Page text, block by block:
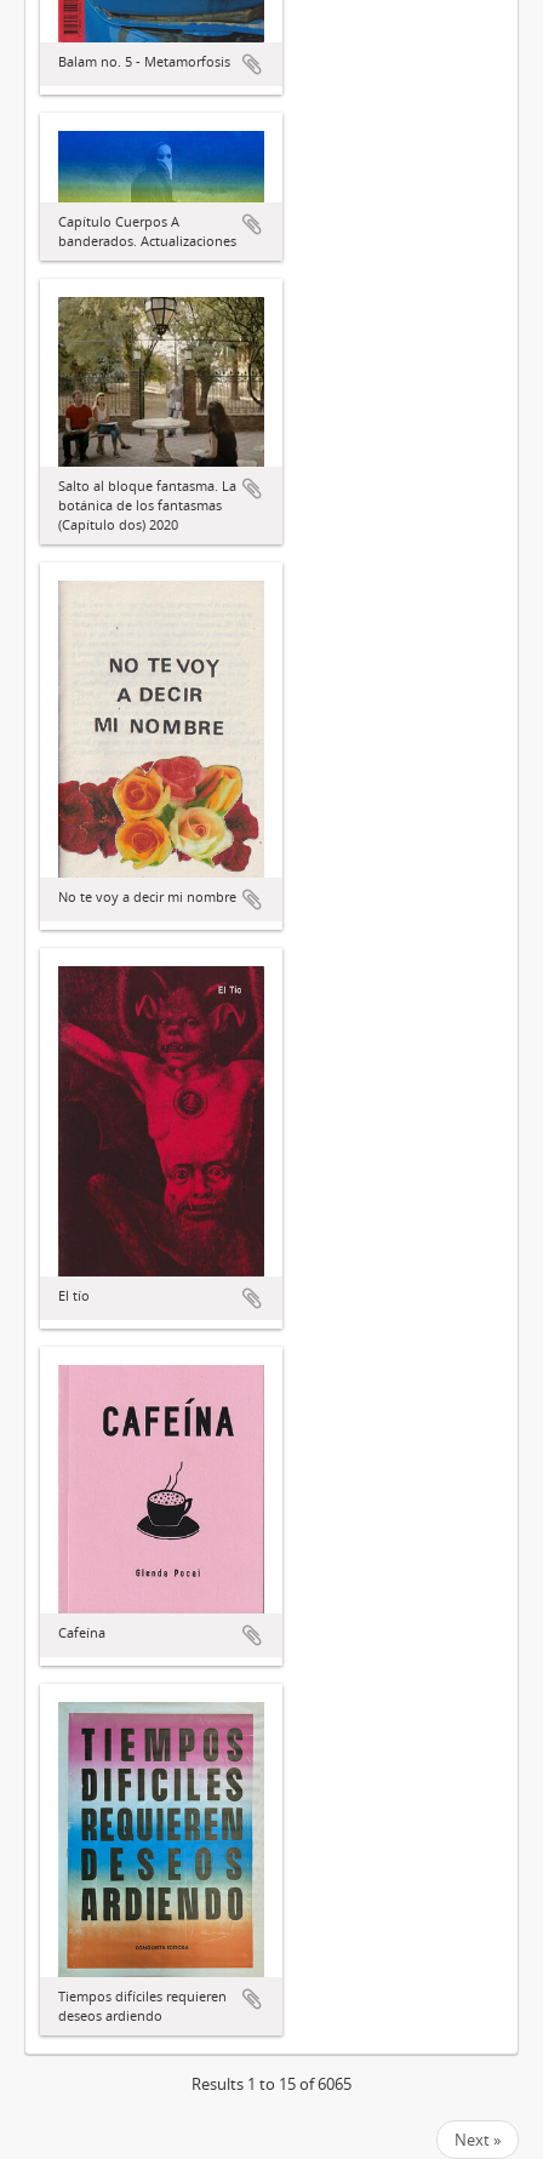
Balam no. 5 - Metamorfosis
Capítulo Cuerpos A
banderados. Actualizaciones
Salto al bloque fantasma. La
botánica de los fantasmas
(Capítulo dos) 2020
No te voy a decir mi nombre
El tío
Cafeína
Tiempos difíciles requieren
deseos ardiendo
Results 1 to 15 of 6065
Next »